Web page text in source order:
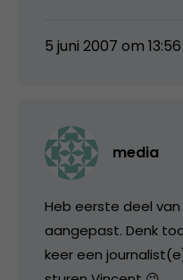
5 juni 2007 om 13:56
media
Heb eerste deel
aangepast. Denk
keer een